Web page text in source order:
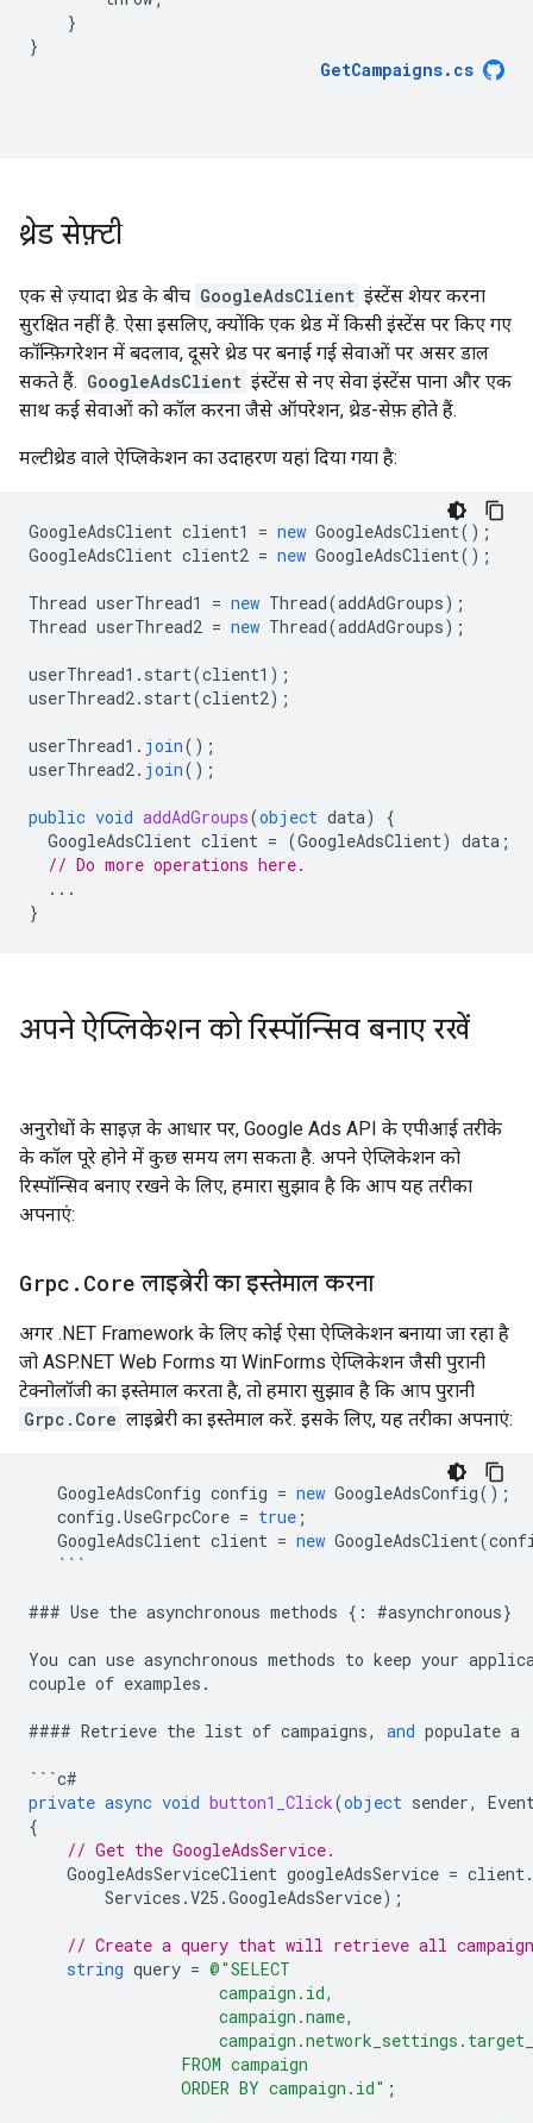
}
}
GetCampaigns. cs
थ्रेड सेफ़्टी
एक से ज़्यादा थ्रेड के बीच GoogleAdsClient इंस्टेंस शेयर करना
सुरक्षित नहीं है. ऐसा इसलिए, क्योंकि एक थ्रेड में किसी इंस्टेंस पर किए गए
कॉन्फ़िगरेशन में बदलाव, दूसरे थ्रेड पर बनाई गई सेवाओं पर असर डाल
सकते हैं. GoogleAdsClient इंस्टेंस से नए सेवा इंस्टेंस पाना और एक
साथ कई सेवाओं को कॉल करना जैसे ऑपरेशन, थ्रेड-सेफ़ होते हैं.
मल्टीथ्रेड वाले ऐप्लिकेशन का उदाहरण यहां दिया गया है:
GoogleAdsClient client1 = new GoogleAdsClient();
GoogleAdsClient client2 = new GoogleAdsClient();
Thread userThread1 = new Thread(addAdGroups);
Thread userThread2 = new Thread(addAdGroups);
userThread1 . start(client1 );
userThread2. start(client2);
userThread1 . join();
userThread2. join();
public void addAdGroups(object data)
{
GoogleAdsClient client = (GoogleAdsClient) data ;
// Do more operations here.
...
}
अपने ऐप्लिकेशन को रिस्पॉन्सिव बनाए रखें
अनुरोधों के साइज़ के आधार पर, Google Ads API के एपीआई तरीके
के कॉल पूरे होने में कुछ समय लग सकता है. अपने ऐप्लिकेशन को
रिस्पॉन्सिव बनाए रखने के लिए, हमारा सुझाव है कि आप यह तरीका
अपनाएं:
Grpc . Core लाइब्रेरी का इस्तेमाल करना
अगर .NET Framework के लिए कोई ऐसा ऐप्लिकेशन बनाया जा रहा है
जो ASP.NET Web Forms या WinForms ऐप्लिकेशन जैसी पुरानी
टेक्नोलॉजी का इस्तेमाल करता है, तो हमारा सुझाव है कि आप पुरानी
Grpc.Core लाइब्रेरी का इस्तेमाल करें. इसके लिए, यह तरीका अपनाएं:
GoogleAdsConfig config = new GoogleAdsConfig();
config .UseGrpcCore = true ;
GoogleAdsClient client = new GoogleAdsClient(
```
### Use the asynchronous methods {: #asynchronous}
You can use asynchronous methods to keep your
couple of examples .
#### Retrieve the list of campaigns, and populate a
```c#
private async void button1_Click(object sender,
{
// Get the GoogleAdsService.
GoogleAdsServiceClient googleAdsService = client.
Services .V25 .GoogleAdsService);
// Create a query that will retrieve all
string query = @"SELECT
                    campaign.id,
                    campaign.name,
                FROM campaign
                ORDER BY campaign.id"
;